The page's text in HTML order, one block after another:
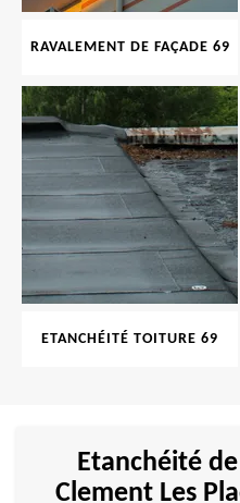
RAVALEMENT DE FAÇADE 69
ETANCHÉITÉ TOITURE 69
Etanchéité
Clement Les